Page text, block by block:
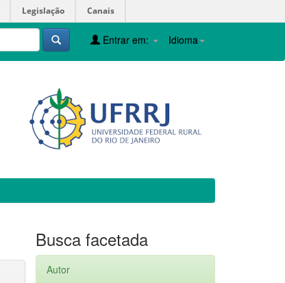
Legislação Canais
Idioma
Entrar em:
Busca facetada
Autor